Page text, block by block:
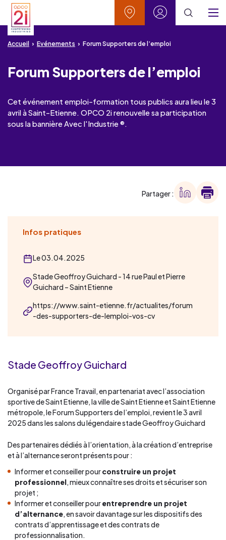
Aller au contenu
Aller à la recherche
Aller au menu
Aller au pied de page
Accueil Evénements Forum Supporters de l’emploi
Forum Supporters de l’emploi
Cet événement emploi-formation tous publics aura lieu le 3
avril à Saint-Etienne. OPCO 2i renouvelle sa participation
sous la bannière Avec l'Industrie ®.
Partager :
Infos pratiques
Le 03.04.2025
Stade Geoffroy Guichard - 14 rue Paul et Pierre
Guichard – Saint Etienne
https://www.saint-etienne.fr/actualites/forum
-des-supporters-de-lemploi-vos-cv
Stade Geoffroy Guichard
Organisé par France Travail, en partenariat avec l’association
sportive de Saint Etienne, la ville de Saint Etienne et Saint Etienne
métropole, le Forum Supporters de l’emploi, revient le 3 avril
2025 dans les salons du légendaire stade Geoffroy Guichard
Des partenaires dédiés à l’orientation, à la création d’entreprise
et à l’alternance seront présents pour :
Informer et conseiller pourconstruire un projet
professionnel, mieux connaître ses droits et sécuriser son
projet ;
Informer et conseiller pourentreprendre un projet
d’alternance, en savoir davantage sur les dispositifs des
contrats d’apprentissage et des contrats de
professionnalisation.